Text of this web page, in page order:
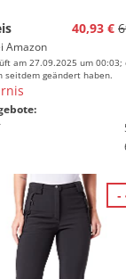
40,93 €
Amazon
am 27.09.2025 um 00:03;
seitdem geändert haben.
-